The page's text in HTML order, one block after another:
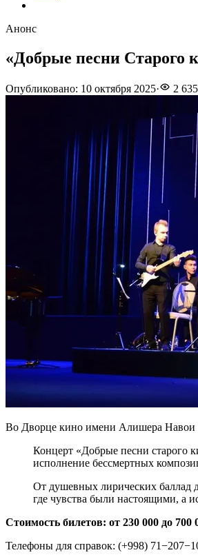
Анонс
«Добрые песни Старого
Опубликовано: 10 октября 2025· 2 635
Во Дворце кино имени Алишера Навои
Концерт «Добрые песни старого
исполнение бессмертных
От душевных лирических баллад
где чувства были настоящими, а
Стоимость билетов: от 230 000 до 700
Телефоны для справок: (+998)